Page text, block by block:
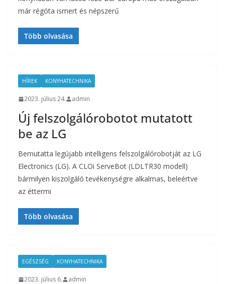
már régóta ismert és népszerű
Több olvasása
HÍREK KONYHATECHNIKA
2023. július 24. admin
Új felszolgálórobotot mutatott
be az LG
Bemutatta legújabb intelligens felszolgálórobotját az LG
Electronics (LG). A CLOi ServeBot (LDLTR30 modell)
bármilyen kiszolgáló tevékenységre alkalmas, beleértve
az éttermi
Több olvasása
EGÉSZSÉG KONYHATECHNIKA
2023. július 6. admin